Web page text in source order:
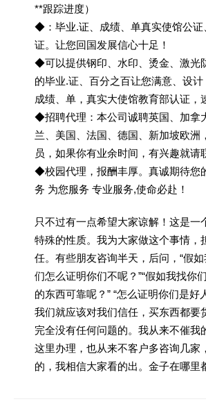
**跟踪进度）
◆：毕业.证、成绩、单真实使馆公证
证。让您回国发展信心十足！
◆可以提供钢印、水印、烫金、激光
的毕业.证、百分之百让您满意、设计
成绩、单，真实大使馆教育部认证，
◆招聘代理：本公司诚聘英国、加拿
兰、美国、法国、德国、新加坡欧洲
员，如果你有业余时间，有兴趣就请
◆校园代理，报酬丰厚。真诚期待您
务 为您服务 专业服务,使命必赴！
只不过有一点希望大家谅解！这是一
特殊的性质。我为大家做这个事情，
任。有些朋友咨询半天，后问，“假
们怎么证明你们不呢？”“假如我找你
的东西可靠呢？” “怎么证明你们是好
我们就应该对我们信任，买东西都要
完全没有任何问题的。我从来不催我
这里办理，也从来不客户多咨询几家
的，我相信大家看的出。金子在哪里